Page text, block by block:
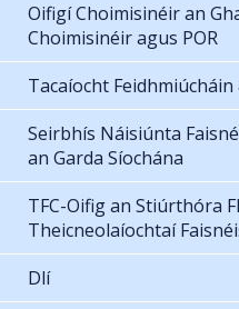
Oifigí Choimisinéir an
Choimisinéir agus POR
Tacaíocht
Seirbhís Náisiúnta
an Garda Síochána
TFC-Oifig an Stiúrthóra
Theicneolaíochtaí
Dlí